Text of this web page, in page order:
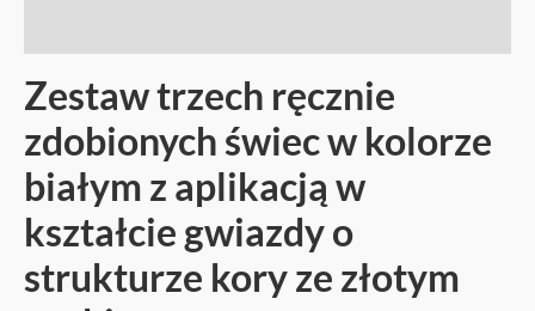
Zestaw trzech ręcznie
zdobionych świec w kolorze
białym z aplikacją w
kształcie gwiazdy o
strukturze kory ze złotym